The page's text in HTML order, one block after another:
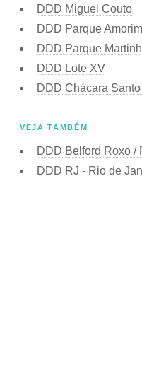
DDD Miguel Couto
DDD Parque Amorim
DDD Parque
DDD Lote XV
DDD Chácara
VEJA TAMBÉM
DDD Belford Roxo /
DDD RJ - Rio de